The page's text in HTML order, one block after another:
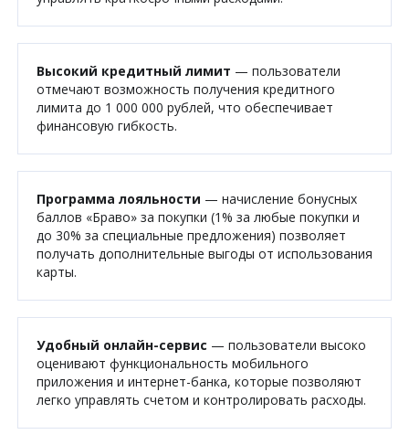
Высокий кредитный лимит — пользователи
отмечают возможность получения кредитного
лимита до 1 000 000 рублей, что обеспечивает
финансовую гибкость.
Программа лояльности — начисление бонусных
баллов «Браво» за покупки (1% за любые покупки и
до 30% за специальные предложения) позволяет
получать дополнительные выгоды от использования
карты.
Удобный онлайн-сервис — пользователи высоко
оценивают функциональность мобильного
приложения и интернет-банка, которые позволяют
легко управлять счетом и контролировать расходы.